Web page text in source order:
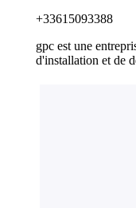
+33615093388
gpc est une
d'installation et de